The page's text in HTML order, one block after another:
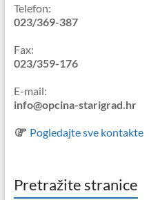
Telefon:
023/369-387
Fax:
023/359-176
E-mail:
info@opcina-starigrad.hr
Pogledajte sve kontakte
Pretražite stranice